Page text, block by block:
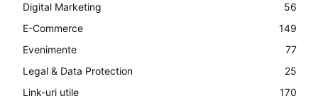
Digital Marketing
56
E-Commerce
149
Evenimente
77
Legal & Data Protection
25
Link-uri utile
170